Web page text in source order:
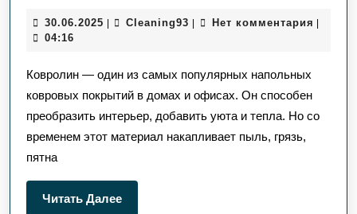
ногами:
вернуть
ковролину
свежесть
30.06.2025 30.06.2025
| Сleaning93 Сleaning93
| Нет комментария |
04:16
Ковролин — один из самых популярных напольных
ковровых покрытий в домах и офисах. Он способен
преобразить интерьер, добавить уюта и тепла. Но со
временем этот материал накапливает пыль, грязь,
пятна
Читать ДалееЧитать